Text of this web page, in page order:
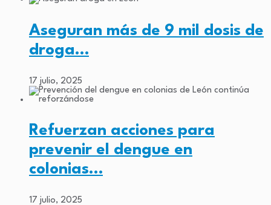
Aseguran más de 9 mil dosis de
droga…
17 julio, 2025
Refuerzan acciones para
prevenir el dengue en
colonias…
17 julio, 2025